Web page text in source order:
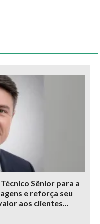
Sênior para a
e reforça seu
aos clientes...